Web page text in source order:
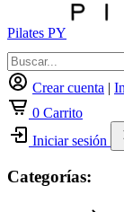
Pilates PY
Crear cuenta |
0 Carrito
Iniciar sesión
Categorías: